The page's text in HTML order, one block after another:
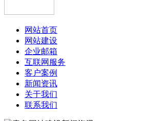
网站首页
网站建设
企业邮箱
互联网服务
客户案例
新闻资讯
关于我们
联系我们